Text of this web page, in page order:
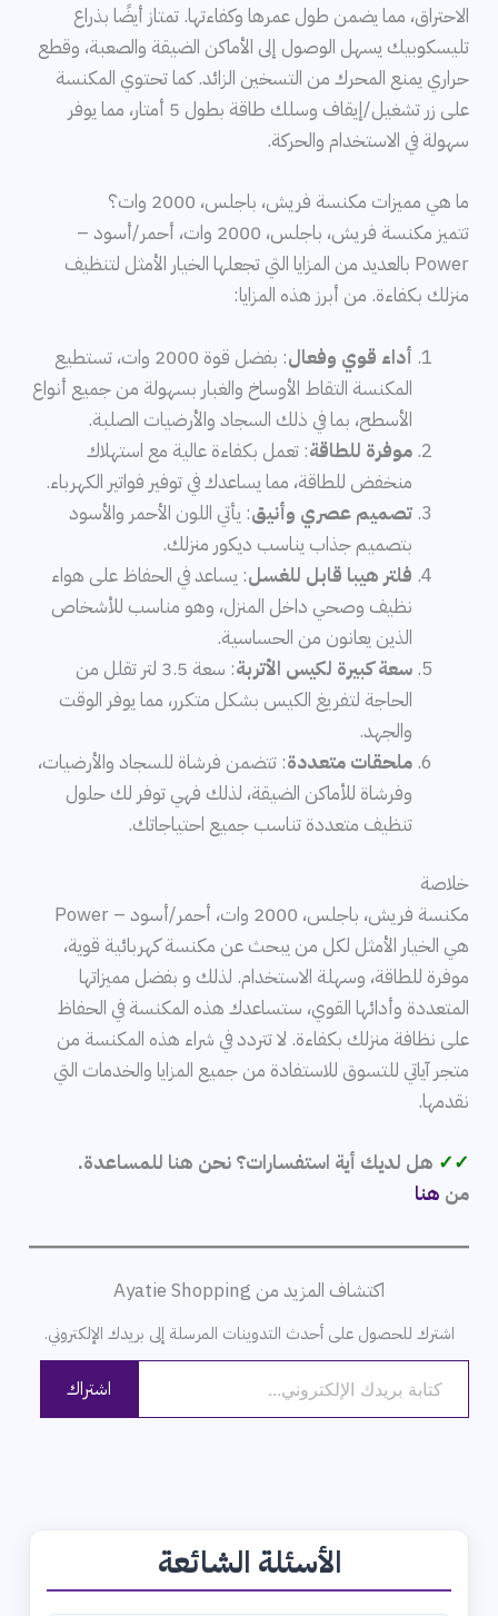
الاحتراق، مما يضمن طول عمرها وكفاءتها. تمتاز أيضًا بذراع
تليسكوبيك يسهل الوصول إلى الأماكن الضيقة والصعبة، وقطع
حراري يمنع المحرك من التسخين الزائد. كما تحتوي المكنسة
على زر تشغيل/إيقاف وسلك طاقة بطول 5 أمتار، مما يوفر
سهولة في الاستخدام والحركة.
ما هي مميزات مكنسة فريش، باجلس، 2000 وات؟
تتميز مكنسة فريش، باجلس، 2000 وات، أحمر/أسود –
Power بالعديد من المزايا التي تجعلها الخيار الأمثل لتنظيف
منزلك بكفاءة. من أبرز هذه المزايا:
أداء قوي وفعال
: بفضل قوة 2000 وات، تستطيع
المكنسة التقاط الأوساخ والغبار بسهولة من جميع أنواع
الأسطح، بما في ذلك السجاد والأرضيات الصلبة.
موفرة للطاقة: تعمل بكفاءة عالية مع استهلاك
منخفض للطاقة، مما يساعدك في توفير فواتير الكهرباء.
تصميم عصري وأنيق: يأتي اللون الأحمر والأسود
بتصميم جذاب يناسب ديكور منزلك.
فلتر هيبا قابل للغسل: يساعد في الحفاظ على هواء
نظيف وصحي داخل المنزل، وهو مناسب للأشخاص
الذين يعانون من الحساسية.
سعة كبيرة لكيس الأتربة
: سعة 3.5 لتر تقلل من
الحاجة لتفريغ الكيس بشكل متكرر، مما يوفر الوقت
والجهد.
ملحقات متعددة: تتضمن فرشاة للسجاد والأرضيات،
وفرشاة للأماكن الضيقة، لذلك فهي توفر لك حلول
تنظيف متعددة تناسب جميع احتياجاتك.
خلاصة
مكنسة فريش، باجلس، 2000 وات، أحمر/أسود – Power
هي الخيار الأمثل لكل من يبحث عن مكنسة كهربائية قوية،
موفرة للطاقة، وسهلة الاستخدام. لذلك و بفضل مميزاتها
المتعددة وأدائها القوي، ستساعدك هذه المكنسة في الحفاظ
على نظافة منزلك بكفاءة. لا تتردد في شراء هذه المكنسة من
متجر آياتي للتسوق للاستفادة من جميع المزايا والخدمات التي
نقدمها.
✓✓ هل لديك أية استفسارات؟ نحن هنا للمساعدة.
من هنا
اكتشاف المزيد من Ayatie Shopping
اشترك للحصول على أحدث التدوينات المرسلة إلى بريدك الإلكتروني.
كتابة بريدك الإلكتروني...
اشتراك
الأسئلة الشائعة